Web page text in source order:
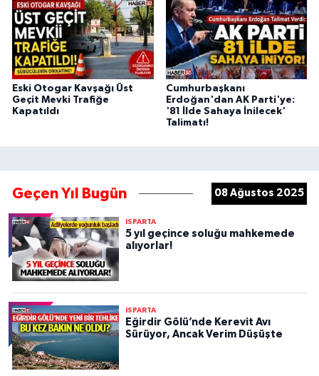
Eski Otogar Kavşağı Üst
Geçit Mevki Trafiğe
Kapatıldı
Cumhurbaşkanı
Erdoğan'dan AK Parti'ye:
'81 İlde Sahaya İnilecek'
Talimatı!
Geçen Yıl Bugün 08 Ağustos 2025
ISPARTA
5 yıl geçince soluğu mahkemede
alıyorlar!
ISPARTA
Eğirdir Gölü’nde Kerevit Avı
Sürüyor, Ancak Verim Düşüşte